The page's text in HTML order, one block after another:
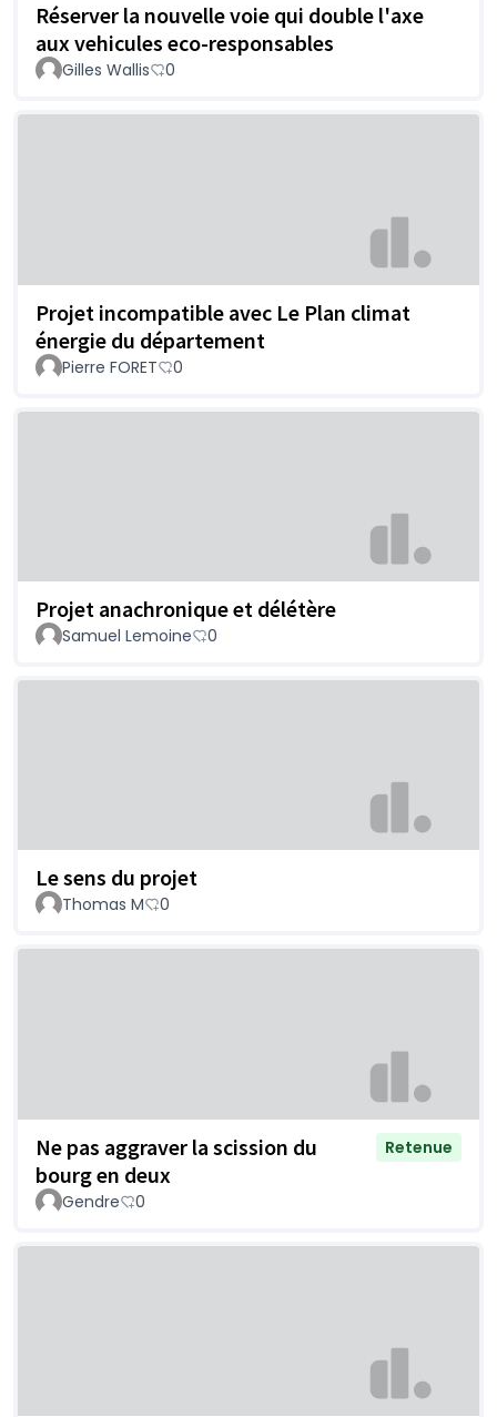
Réserver la nouvelle voie qui double l'axe
aux vehicules eco-responsables
Gilles Wallis 0
Projet incompatible avec Le Plan climat
énergie du département
Pierre FORET 0
Projet anachronique et délétère
Samuel Lemoine 0
Le sens du projet
Thomas M 0
Ne pas aggraver la scission du
bourg en deux
Retenue
Gendre 0